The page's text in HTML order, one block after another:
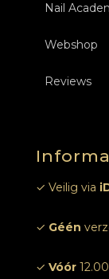
Nagels
Over ons
Tarieven
Foto’s
Nail
Webshop
Reviews
✓ Veilig via
✓ Géén
✓ Vóór